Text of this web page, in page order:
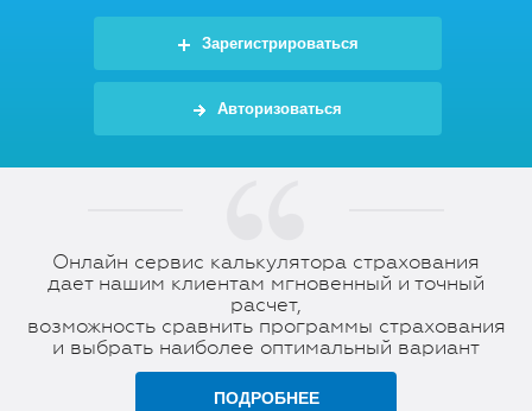
Зарегистрироваться
Авторизоваться
Онлайн сервис калькулятора страхования
дает нашим клиентам мгновенный и точный
расчет,
возможность сравнить программы страхования
и выбрать наиболее оптимальный вариант
ПОДРОБНЕЕ